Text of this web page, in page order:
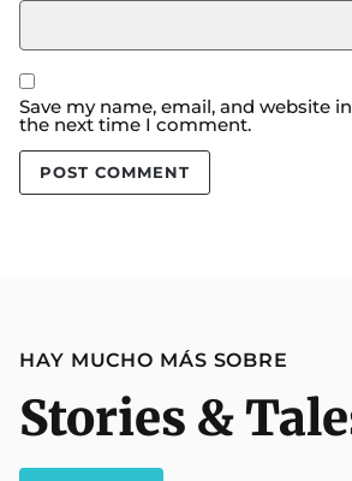
Save my name, email, and website
the next time I comment.
HAY MUCHO MÁS SOBRE
Stories &